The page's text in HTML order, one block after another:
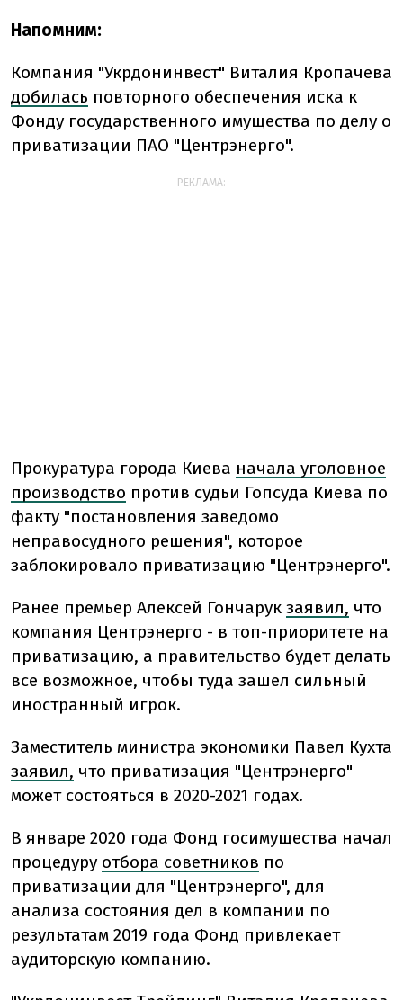
Напомним:
Компания "Укрдонинвест" Виталия Кропачева
добилась повторного обеспечения иска к
Фонду государственного имущества по делу о
приватизации ПАО "Центрэнерго".
РЕКЛАМА:
Прокуратура города Киева начала уголовное
производство против судьи Гопсуда Киева по
факту "постановления заведомо
неправосудного решения", которое
заблокировало приватизацию "Центрэнерго".
Ранее премьер Алексей Гончарук заявил, что
компания Центрэнерго - в топ-приоритете на
приватизацию, а правительство будет делать
все возможное, чтобы туда зашел сильный
иностранный игрок.
Заместитель министра экономики Павел Кухта
заявил, что приватизация "Центрэнерго"
может состояться в 2020-2021 годах.
В январе 2020 года Фонд госимущества начал
процедуру отбора советников по
приватизации для "Центрэнерго", для
анализа состояния дел в компании по
результатам 2019 года Фонд привлекает
аудиторскую компанию.